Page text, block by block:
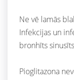
Ne vē lamās
Infekcijas un
bronhīts sinusīts
Pioglitazona